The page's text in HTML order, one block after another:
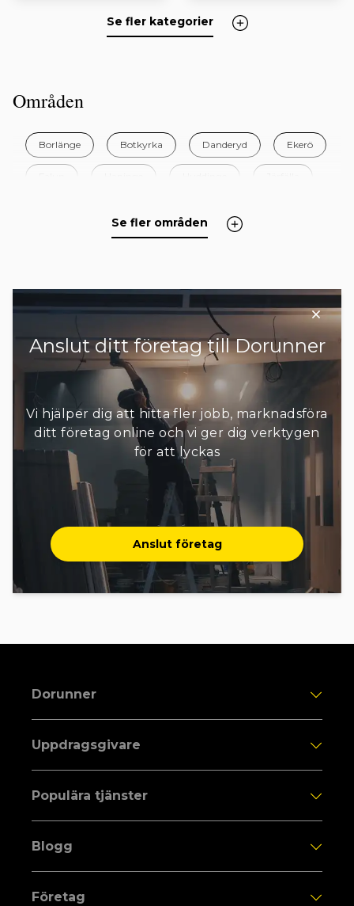
Se fler kategorier
Områden
Borlänge Botkyrka Danderyd Ekerö
Nynäshamn
Se fler områden
Anslut ditt företag till Dorunner
Vi hjälper dig att hitta fler jobb, marknadsföra
ditt företag online och vi ger dig verktygen
för att lyckas
Anslut företag
Dorunner
Uppdragsgivare
Populära tjänster
Blogg
Företag